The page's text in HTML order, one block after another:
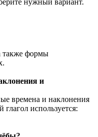
также формы
и
времена и наклонения
используется: